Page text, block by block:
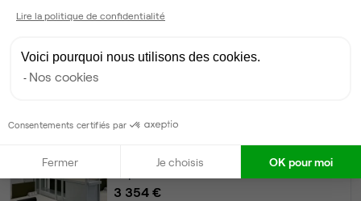
Bureau privé
59postes • 25 m²
Bureau privé
3 354 €
Lire la politique de confidentialité
Voici pourquoi nous utilisons des cookies.
Nos cookies
Consentements certifiés par
Fermer Je choisis OK pour moi